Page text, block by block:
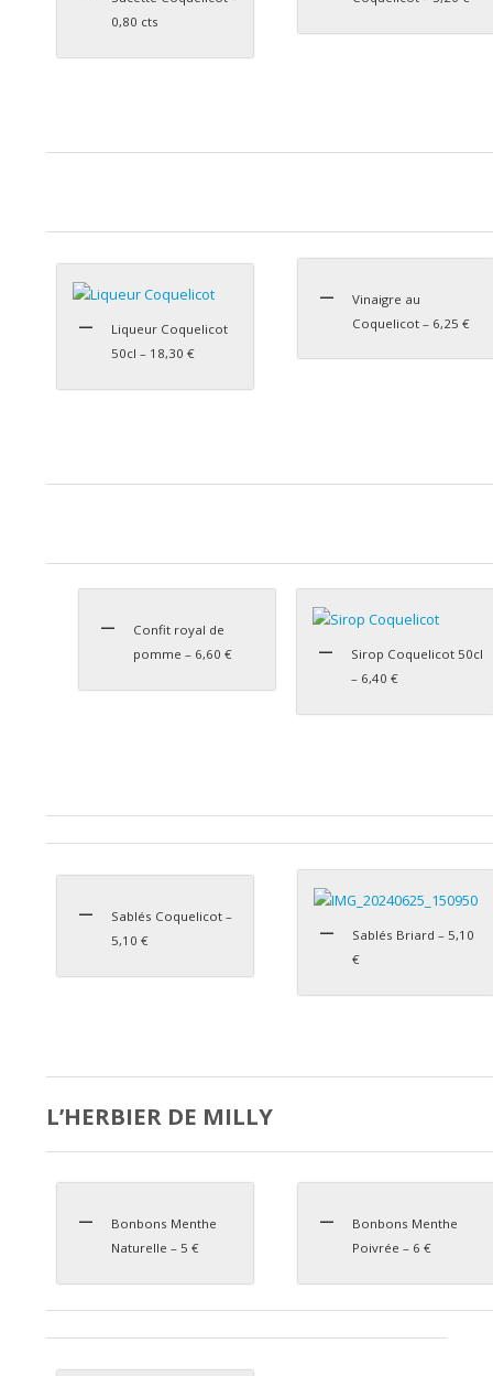
0,80 cts
Liqueur Coquelicot
50cl – 18,30 €
Vinaigre au
Coquelicot – 6,25 €
Confit royal de
pomme – 6,60 €
Sirop Coquelicot 50cl
– 6,40 €
Sablés Coquelicot –
5,10 €
Sablés Briard – 5,10
€
L’HERBIER DE MILLY
Bonbons Menthe
Naturelle – 5 €
Bonbons Menthe
Poivrée – 6 €